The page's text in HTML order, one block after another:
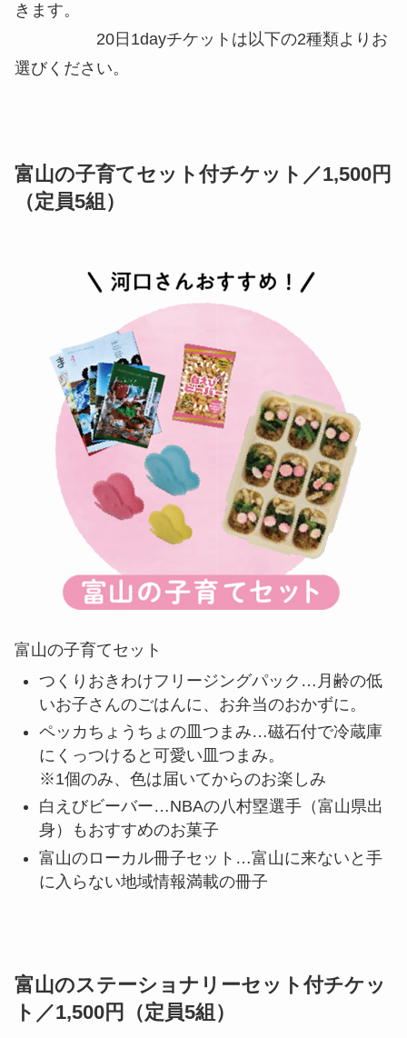
きます。
20日1dayチケットは以下の2種類よりお
選びください。
富山の子育てセット付チケット／1,500円
（定員5組）
富山の子育てセット
つくりおきわけフリージングパック…月齢の低
いお子さんのごはんに、お弁当のおかずに。
ペッカちょうちょの皿つまみ…磁石付で冷蔵庫
にくっつけると可愛い皿つまみ。
※1個のみ、色は届いてからのお楽しみ
白えびビーバー…NBAの八村塁選手（富山県出
身）もおすすめのお菓子
富山のローカル冊子セット…富山に来ないと手
に入らない地域情報満載の冊子
富山のステーショナリーセット付チケッ
ト／1,500円（定員5組）